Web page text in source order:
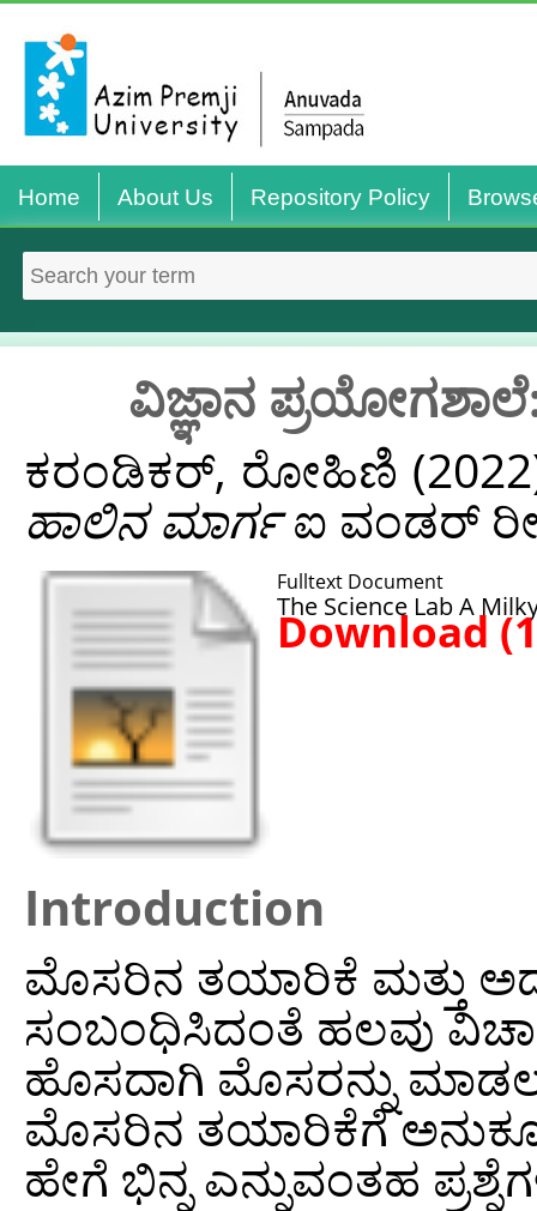
Home About Us Repository Policy
ವಿಜ್ಞಾನ
ಕರಂಡಿಕರ್‌, ರೋಹಿಣಿ
ಹಾಲಿನ ಮಾರ್ಗಐ ವಂಡರ್
Fulltext Document
The Science Lab A
Download
Introduction
ಮೊಸರಿನ ತಯಾರಿಕೆ ಮತ್ತು
ಸಂಬಂಧಿಸಿದಂತೆ ಹಲವು
ಹೊಸದಾಗಿ ಮೊಸರನ್ನು
ಮೊಸರಿನ ತಯಾರಿಕೆಗೆ
ಹೇಗೆ ಭಿನ್ನ ಎನ್ನುವಂತಹ